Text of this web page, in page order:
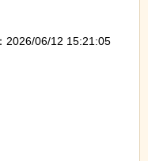
2026/06/12 15:21:05